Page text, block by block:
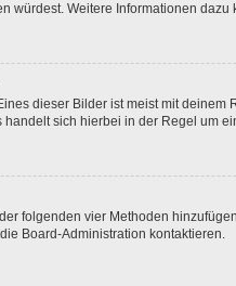
würdest. Weitere Informationen dazu
dieser Bilder ist meist mit
sich hierbei in der Regel um
folgenden vier Methoden
Board-Administration kontaktieren.